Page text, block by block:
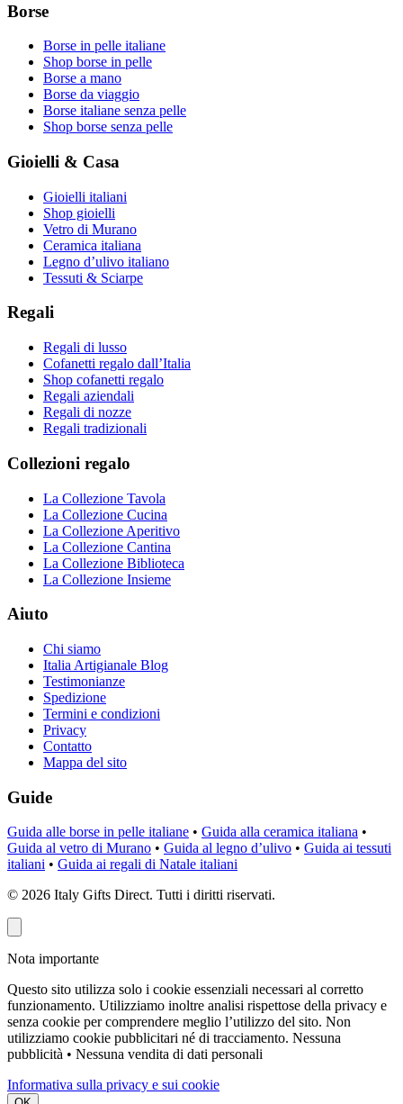
Borse
Borse in pelle italiane
Shop borse in pelle
Borse a mano
Borse da viaggio
Borse italiane senza pelle
Shop borse senza pelle
Gioielli & Casa
Gioielli italiani
Shop gioielli
Vetro di Murano
Ceramica italiana
Legno d’ulivo italiano
Tessuti & Sciarpe
Regali
Regali di lusso
Cofanetti regalo dall’Italia
Shop cofanetti regalo
Regali aziendali
Regali di nozze
Regali tradizionali
Collezioni regalo
La Collezione Tavola
La Collezione Cucina
La Collezione Aperitivo
La Collezione Cantina
La Collezione Biblioteca
La Collezione Insieme
Aiuto
Chi siamo
Italia Artigianale Blog
Testimonianze
Spedizione
Termini e condizioni
Privacy
Contatto
Mappa del sito
Guide
Guida alle borse in pelle italiane • Guida alla ceramica italiana •
Guida al vetro di Murano • Guida al legno d’ulivo • Guida ai tessuti
italiani • Guida ai regali di Natale italiani
© 2026 Italy Gifts Direct. Tutti i diritti riservati.
Nota importante
Questo sito utilizza solo i cookie essenziali necessari al corretto
funzionamento. Utilizziamo inoltre analisi rispettose della privacy e
senza cookie per comprendere meglio l’utilizzo del sito. Non
utilizziamo cookie pubblicitari né di tracciamento. Nessuna
pubblicità • Nessuna vendita di dati personali
Informativa sulla privacy e sui cookie